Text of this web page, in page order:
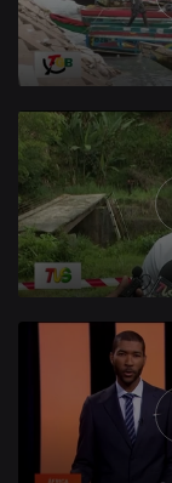
861570